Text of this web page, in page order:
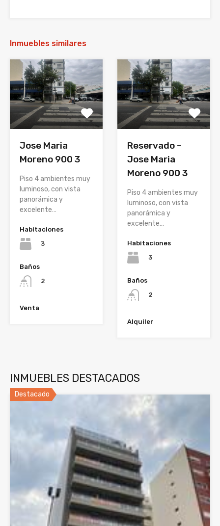
Inmuebles similares
Jose Maria
Moreno 900 3
Piso 4 ambientes muy
luminoso, con vista
panorámica y
excelente…
Habitaciones
3
Baños
2
Venta
Reservado –
Jose Maria
Moreno 900 3
Piso 4 ambientes muy
luminoso, con vista
panorámica y
excelente…
Habitaciones
3
Baños
2
Alquiler
INMUEBLES DESTACADOS
Destacado